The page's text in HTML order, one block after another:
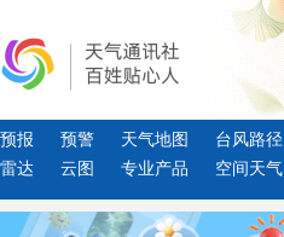
预报 预警 天气地图
台风路径
雷达
云图 专业产品 空间天气